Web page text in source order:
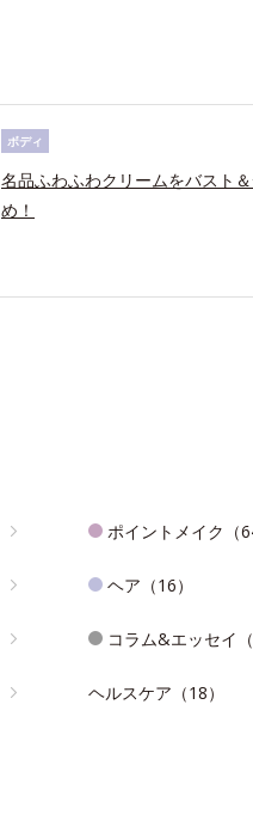
ボディ
名品ふわふわクリームをバスト
め！
ポイントメイク（
ヘア（16）
コラム&エッセイ（
ヘルスケア（18）